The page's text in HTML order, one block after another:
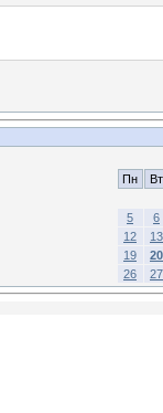
Пн Вт
5
6
12
13
19
20
26
27